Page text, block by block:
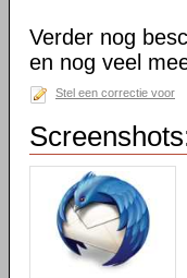
Verder nog
en nog veel
Stel een correctie voor